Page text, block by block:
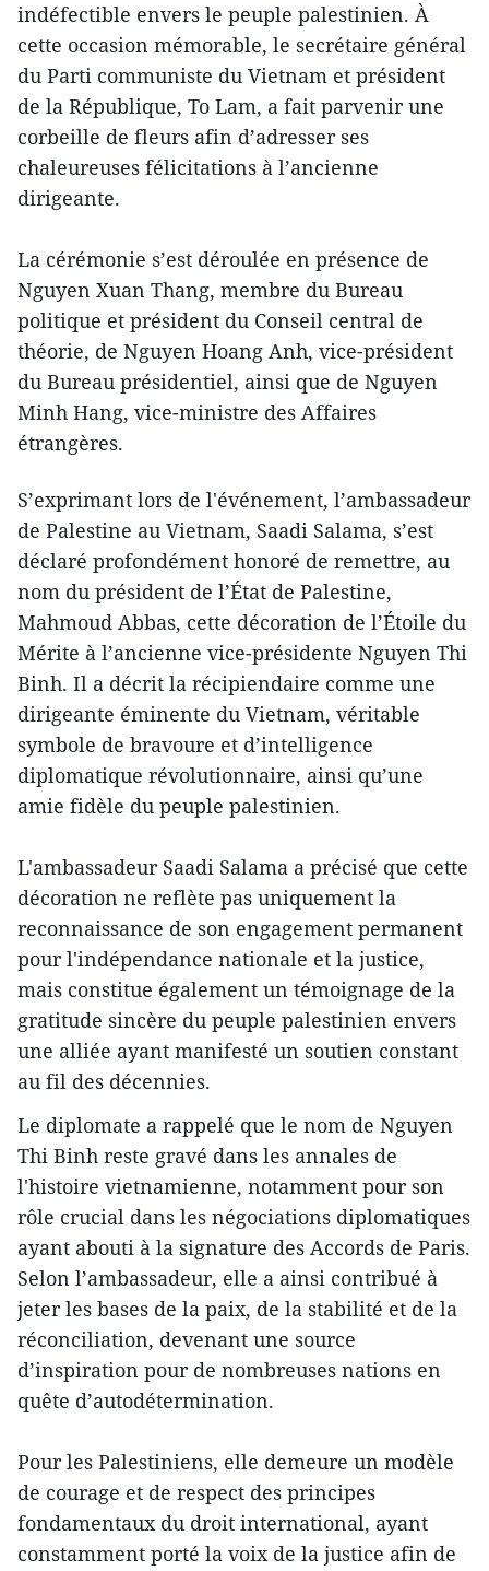
indéfectible envers le peuple palestinien. À
cette occasion mémorable, le secrétaire général
du Parti communiste du Vietnam et président
de la République, To Lam, a fait parvenir une
corbeille de fleurs afin d’adresser ses
chaleureuses félicitations à l’ancienne
dirigeante.
La cérémonie s’est déroulée en présence de
Nguyen Xuan Thang, membre du Bureau
politique et président du Conseil central de
théorie, de Nguyen Hoang Anh, vice-président
du Bureau présidentiel, ainsi que de Nguyen
Minh Hang, vice-ministre des Affaires
étrangères.
​S’exprimant lors de l'événement, l’ambassadeur
de Palestine au Vietnam, Saadi Salama, s’est
déclaré profondément honoré de remettre, au
nom du président de l’État de Palestine,
Mahmoud Abbas, cette décoration de l’Étoile du
Mérite à l’ancienne vice-présidente Nguyen Thi
Binh. Il a décrit la récipiendaire comme une
dirigeante éminente du Vietnam, véritable
symbole de bravoure et d’intelligence
diplomatique révolutionnaire, ainsi qu’une
amie fidèle du peuple palestinien.
L'ambassadeur Saadi Salama a précisé que cette
décoration ne reflète pas uniquement la
reconnaissance de son engagement permanent
pour l'indépendance nationale et la justice,
mais constitue également un témoignage de la
gratitude sincère du peuple palestinien envers
une alliée ayant manifesté un soutien constant
au fil des décennies.
Le diplomate a rappelé que le nom de Nguyen
Thi Binh reste gravé dans les annales de
l'histoire vietnamienne, notamment pour son
rôle crucial dans les négociations diplomatiques
ayant abouti à la signature des Accords de Paris.
Selon l’ambassadeur, elle a ainsi contribué à
jeter les bases de la paix, de la stabilité et de la
réconciliation, devenant une source
d’inspiration pour de nombreuses nations en
quête d’autodétermination.
Pour les Palestiniens, elle demeure un modèle
de courage et de respect des principes
fondamentaux du droit international, ayant
constamment porté la voix de la justice afin de